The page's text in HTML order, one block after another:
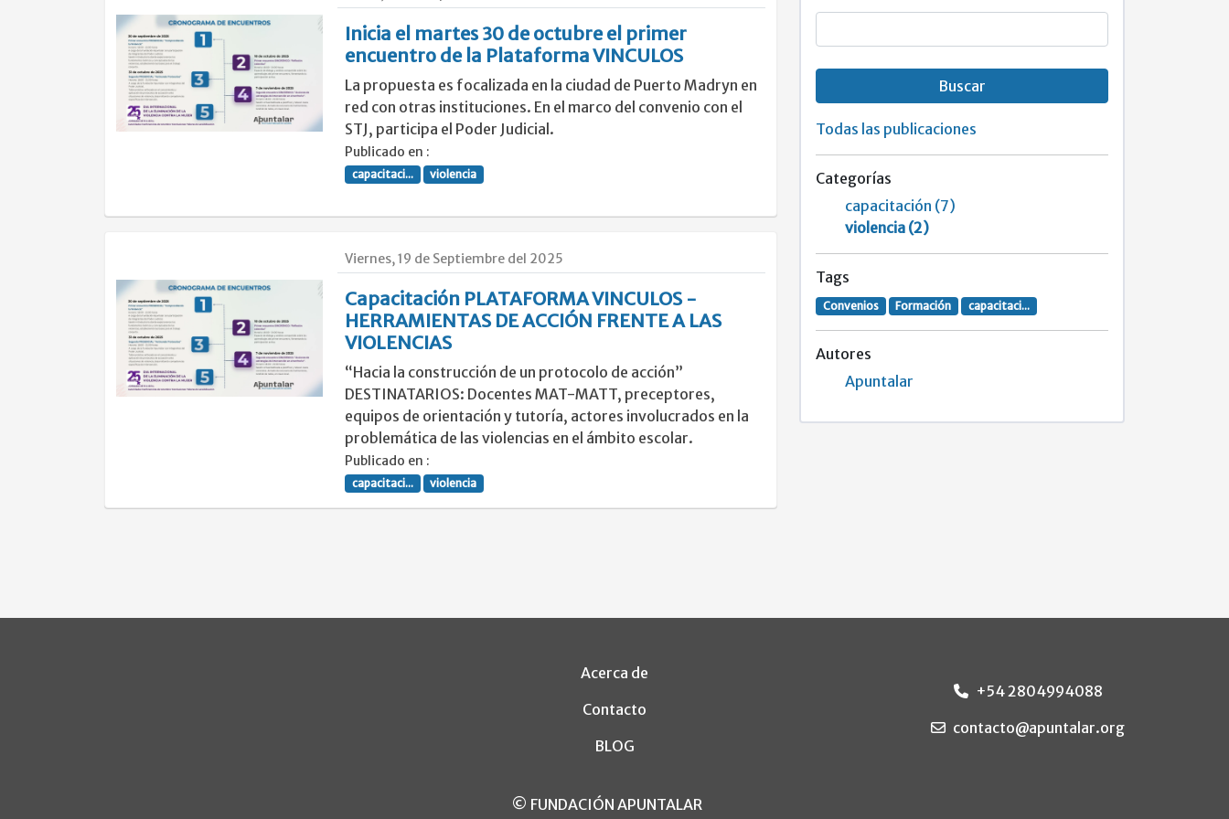
Inicia el martes 30 de octubre el primer
encuentro de la Plataforma VINCULOS
La propuesta es focalizada en la ciudad de Puerto Madryn en
red con otras instituciones. En el marco del convenio con el
STJ, participa el Poder Judicial.
Publicado en :
capacitaci... violencia
Viernes, 19 de Septiembre del 2025
Capacitación PLATAFORMA VINCULOS -
HERRAMIENTAS DE ACCIÓN FRENTE A LAS
VIOLENCIAS
“Hacia la construcción de un protocolo de acción”
DESTINATARIOS: Docentes MAT-MATT, preceptores,
equipos de orientación y tutoría, actores involucrados en la
problemática de las violencias en el ámbito escolar.
Publicado en :
capacitaci... violencia
Buscar
Todas las publicaciones
Categorías
capacitación (7)
violencia (2)
Tags
Convenios Formación capacitaci...
Autores
Apuntalar
Acerca de
Contacto
BLOG
+54 2804994088
contacto@apuntalar.org
© FUNDACIÓN APUNTALAR